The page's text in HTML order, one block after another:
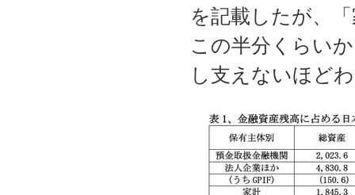
を記載したが、
この半分くらい
し支えないほど